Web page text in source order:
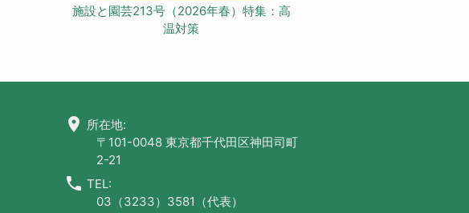
施設と園芸213号（2026年春）特集：高
温対策
location_on 所在地:
〒101-0048 東京都千代田区神田司町
2-21
call TEL:
03（3233）3581（代表）